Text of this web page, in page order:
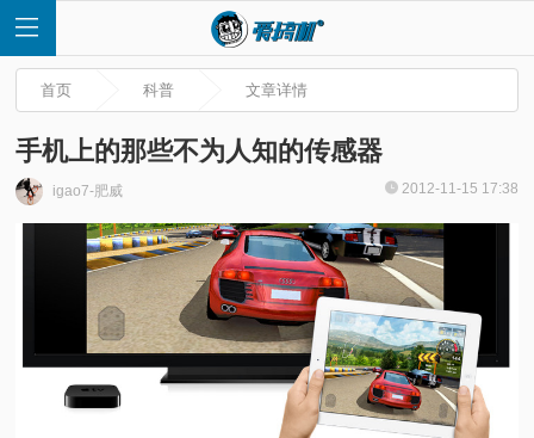
首页 科普 文章详情
手机上的那些不为人知的传感器
igao7-肥威 2012-11-15 17:38